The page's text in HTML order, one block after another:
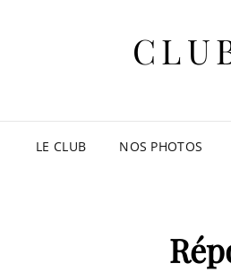
LE CLUB NOS PHOTOS